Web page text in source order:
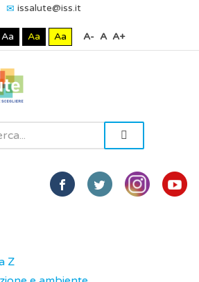
issalute@iss.it
Aa Aa Aa A- A A+
Z